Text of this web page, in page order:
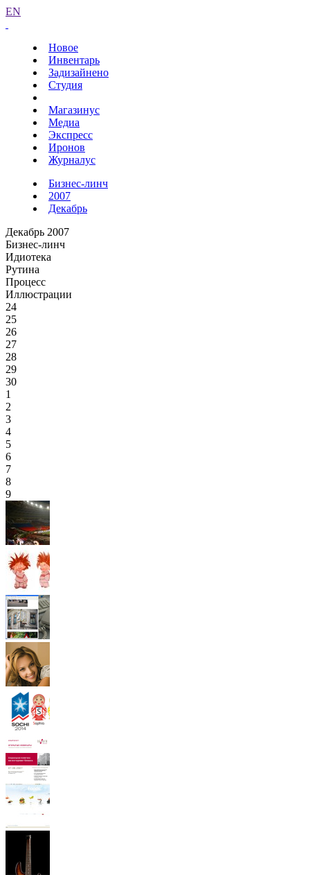
EN
Новое
Инвентарь
Задизайнено
Студия
Магазинус
Медиа
Экспресс
Иронов
Журналус
Бизнес-линч
2007
Декабрь
Декабрь 2007
Бизнес-линч
Идиотека
Рутина
Процесс
Иллюстрации
24
25
26
27
28
29
30
1
2
3
4
5
6
7
8
9